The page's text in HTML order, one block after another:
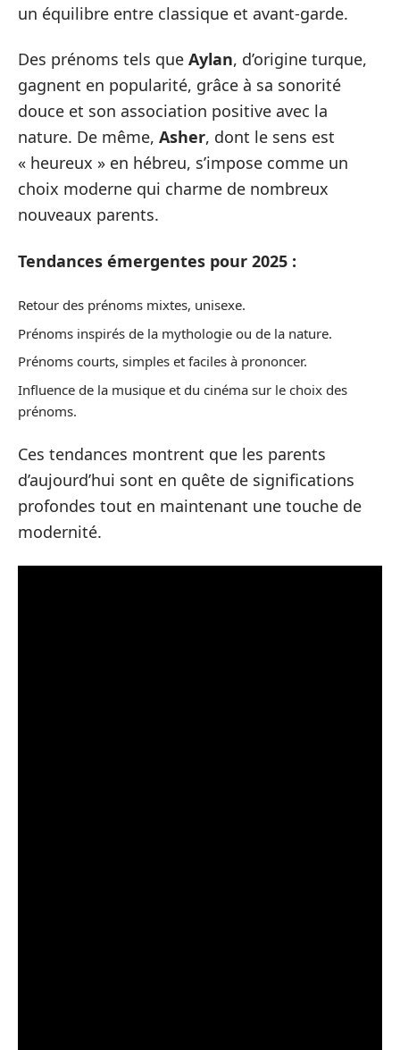
un équilibre entre classique et avant-garde.
Des prénoms tels que Aylan, d’origine turque,
gagnent en popularité, grâce à sa sonorité
douce et son association positive avec la
nature. De même, Asher, dont le sens est
« heureux » en hébreu, s’impose comme un
choix moderne qui charme de nombreux
nouveaux parents.
Tendances émergentes pour 2025 :
Retour des prénoms mixtes, unisexe.
Prénoms inspirés de la mythologie ou de la nature.
Prénoms courts, simples et faciles à prononcer.
Influence de la musique et du cinéma sur le choix des
prénoms.
Ces tendances montrent que les parents
d’aujourd’hui sont en quête de significations
profondes tout en maintenant une touche de
modernité.